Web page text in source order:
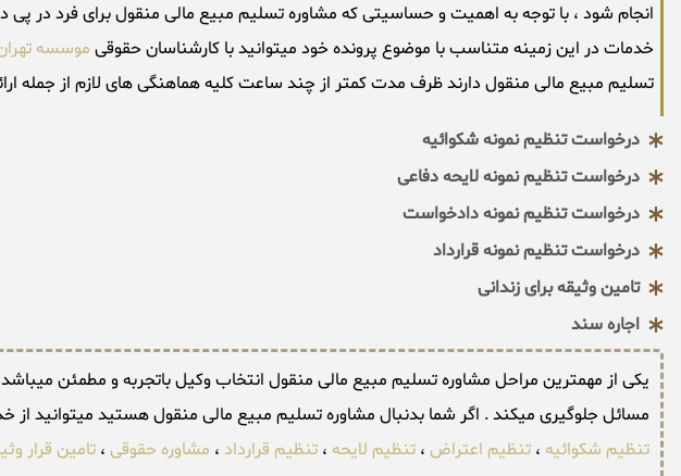
انجام شود ، با توجه به اهمیت و حساسیتی که مشاوره تسلیم مبیع مالی منقول برای فرد در پی
خدمات در این زمینه متناسب با موضوع پرونده خود میتوانید با کارشناسان حقوقی موسسه
تسلیم مبیع مالی منقول دارند ظرف مدت کمتر از چند ساعت کلیه هماهنگی های لازم از جمله
درخواست تنظیم نمونه شکوائیه
درخواست تنظیم نمونه لایحه دفاعی
درخواست تنظیم نمونه دادخواست
درخواست تنظیم نمونه قرارداد
تامین وثیقه برای زندانی
اجاره سند
یکی از مهمترین مراحل مشاوره تسلیم مبیع مالی منقول انتخاب وکیل باتجربه و مطمئن
مسائل جلوگیری میکند . اگر شما بدنبال مشاوره تسلیم مبیع مالی منقول هستید میتوانید
تنظیم شکوائیه ، تنظیم اعتراض ، تنظیم لایحه ، تنظیم قرارداد ، مشاوره حقوقی ، تامین قرار